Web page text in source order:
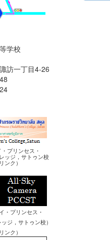
学校
訪一丁目4-26
プリンセス・
ッジ，サトゥン校
ンク）
・プリンセス・
ジ，サトゥン校）
ンク）